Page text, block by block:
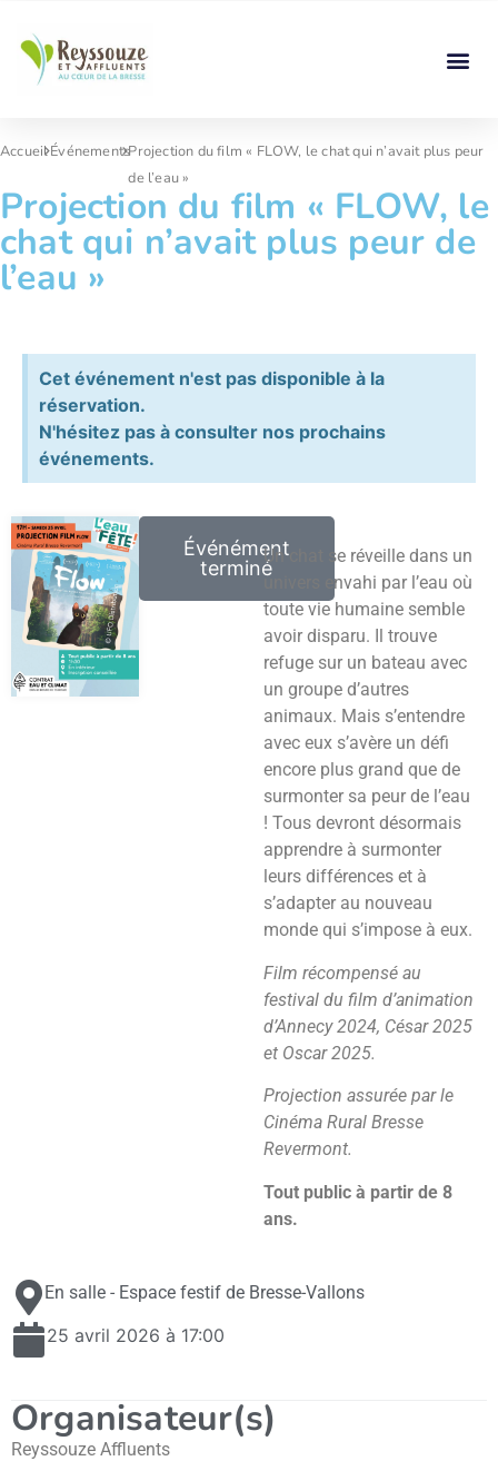
AccueilÉvénementsProjection du film « FLOW, le chat qui n’avait plus peur
de l’eau »
Projection du film « FLOW, le
chat qui n’avait plus peur de
l’eau »
Cet événement n'est pas disponible à la
réservation.
N'hésitez pas à consulter nos prochains
événements.
Événément
terminé
Un chat se réveille dans un
univers envahi par l’eau où
toute vie humaine semble
avoir disparu. Il trouve
refuge sur un bateau avec
un groupe d’autres
animaux. Mais s’entendre
avec eux s’avère un défi
encore plus grand que de
surmonter sa peur de l’eau
! Tous devront désormais
apprendre à surmonter
leurs différences et à
s’adapter au nouveau
monde qui s’impose à eux.
Film récompensé au
festival du film d’animation
d’Annecy 2024, César 2025
et Oscar 2025.
Projection assurée par le
Cinéma Rural Bresse
Revermont.
Tout public à partir de 8
ans.
En salle - Espace festif de Bresse-Vallons
25 avril 2026 à 17:00
Organisateur(s)
Reyssouze Affluents